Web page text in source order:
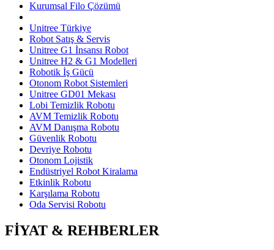
Kurumsal Filo Çözümü
Unitree Türkiye
Robot Satış & Servis
Unitree G1 İnsansı Robot
Unitree H2 & G1 Modelleri
Robotik İş Gücü
Otonom Robot Sistemleri
Unitree GD01 Mekası
Lobi Temizlik Robotu
AVM Temizlik Robotu
AVM Danışma Robotu
Güvenlik Robotu
Devriye Robotu
Otonom Lojistik
Endüstriyel Robot Kiralama
Etkinlik Robotu
Karşılama Robotu
Oda Servisi Robotu
FİYAT & REHBERLER